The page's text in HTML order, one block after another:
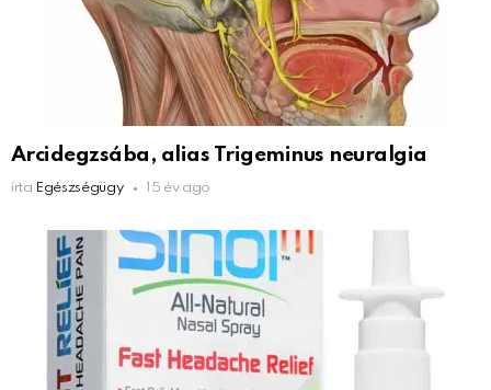
Arcidegzsába, alias Trigeminus neuralgia
írta Egészségügy 15 év ago